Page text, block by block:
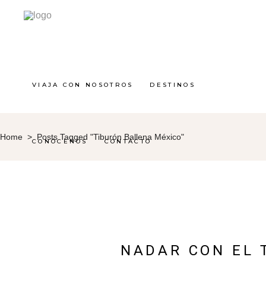
VIAJA CON NOSOTROS DESTINOS
CONÓCENOS CONTACTO
Home > Posts Tagged "tiburón Ballena México"
NADAR CON EL